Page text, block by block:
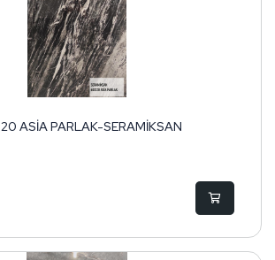
ASİA PARLAK-SERAMİKSAN